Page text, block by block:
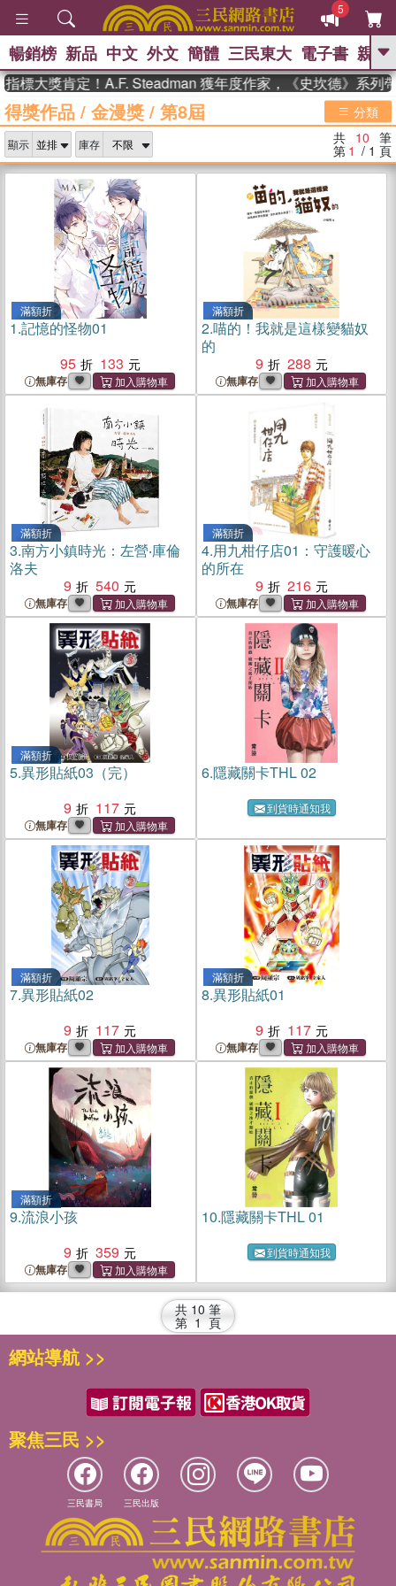
5
GO
熱搜： 高希均教授回憶錄
、 The Odyssey 、 父親節 、 如果歷
國際布克
獎 臺灣漫遊錄 、 方念華 、 台灣的李
數學女孩：黎曼猜想
偉大的迷走神經
暢銷榜 新品 中文 外文 簡體 三民東大 電子書 親子
標大獎肯定！A.F. Steadman 獲年度作家，《史坎德》系列帶
得獎作品 / 金漫獎 / 第8屆 分類
顯示 庫存 共 10 筆
第 1 / 1 頁
滿額折
1.記憶的怪物01
95
133
無庫存
滿額折
2.喵的！我就是這樣變貓奴
的
9
288
無庫存
滿額折
3.南方小鎮時光：左營‧庫倫
洛夫
9
540
無庫存
滿額折
4.用九柑仔店01：守護暖心
的所在
9
216
無庫存
滿額折
5.異形貼紙03（完）
9
117
無庫存
6.隱藏關卡THL 02
到貨時通知我
滿額折
7.異形貼紙02
9
117
無庫存
滿額折
8.異形貼紙01
9
117
無庫存
滿額折
9.流浪小孩
9
359
無庫存
10.隱藏關卡THL 01
到貨時通知我
共 10 筆
第 1 頁
網站導航 >>
聚焦三民 >>
三民書局 三民出版